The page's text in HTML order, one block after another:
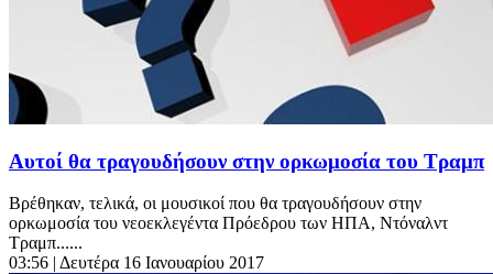
Αυτοί θα τραγουδήσουν στην ορκωμοσία του Τραμπ
Βρέθηκαν, τελικά, οι μουσικοί που θα τραγουδήσουν στην
ορκωμοσία του νεοεκλεγέντα Πρόεδρου των ΗΠΑ, Ντόναλντ
Τραμπ......
03:56 | Δευτέρα 16 Ιανουαρίου 2017